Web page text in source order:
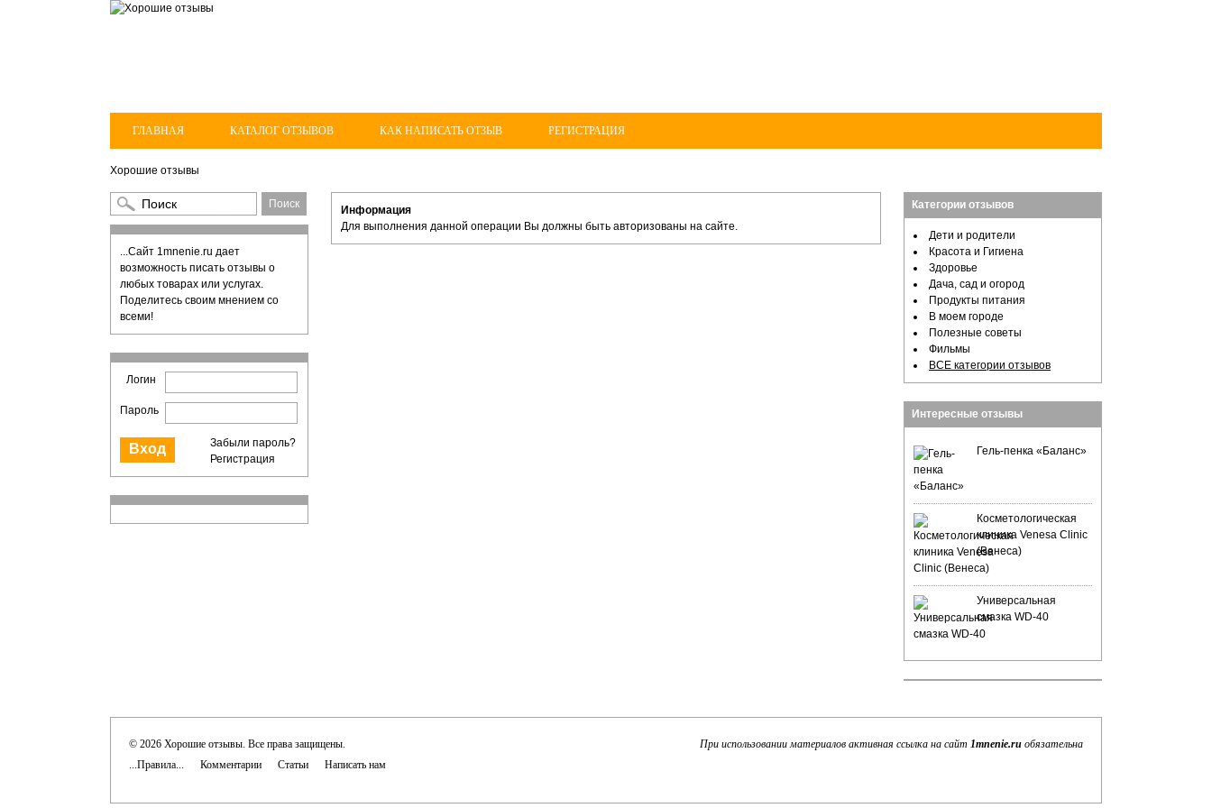
ГЛАВНАЯ КАТАЛОГ ОТЗЫВОВ КАК НАПИСАТЬ ОТЗЫВ РЕГИСТРАЦИЯ
Хорошие отзывы
...Сайт 1mnenie.ru дает
возможность писать отзывы о
любых товарах или услугах.
Поделитесь своим мнением со
всеми!
Логин
Пароль
Забыли пароль?
Регистрация
Информация
Для выполнения данной операции Вы должны быть авторизованы на сайте.
Категории отзывов
Дети и родители
Красота и Гигиена
Здоровье
Дача, сад и огород
Продукты питания
В моем городе
Полезные советы
Фильмы
ВСЕ категории отзывов
Интересные отзывы
Гель-пенка «Баланс»
Косметологическая
клиника Venesa Clinic
(Венеса)
Универсальная
смазка WD-40
© 2026 Хорошие отзывы. Все права защищены.
...Правила...
Комментарии Статьи Написать нам
При использовании материалов активная ссылка на сайт 1mnenie.ru обязательна